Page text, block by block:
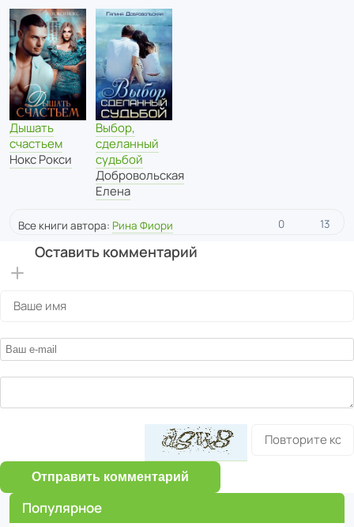
Дышать
счастьем
Нокс Рокси
Выбор,
сделанный
судьбой
Добровольская
Елена
Все книги автора: Рина Фиори 0 13
Оставить комментарий
Отправить комментарий
Популярное